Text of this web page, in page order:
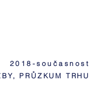
2018-současnost
PRŮZKUM TRHU